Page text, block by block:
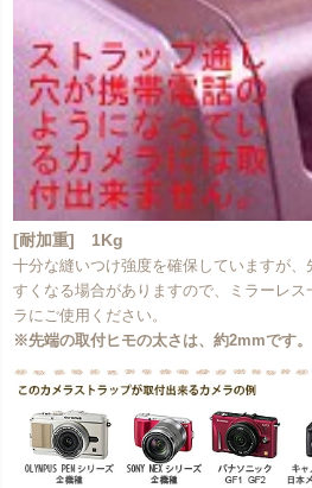
[耐加重] 1Kg
十分な縫いつけ強度を確保していますが
すくなる場合がありますので、ミラーレ
ラにご使用ください。
※先端の取付ヒモの太さは、約2mmです。